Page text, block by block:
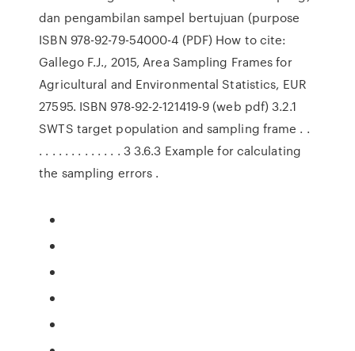
dan pengambilan sampel bertujuan (purpose
ISBN 978-92-79-54000-4 (PDF) How to cite:
Gallego F.J., 2015, Area Sampling Frames for
Agricultural and Environmental Statistics, EUR
27595. ISBN 978-92-2-121419-9 (web pdf) 3.2.1
SWTS target population and sampling frame . .
. . . . . . . . . . . . . 3 3.6.3 Example for calculating
the sampling errors .